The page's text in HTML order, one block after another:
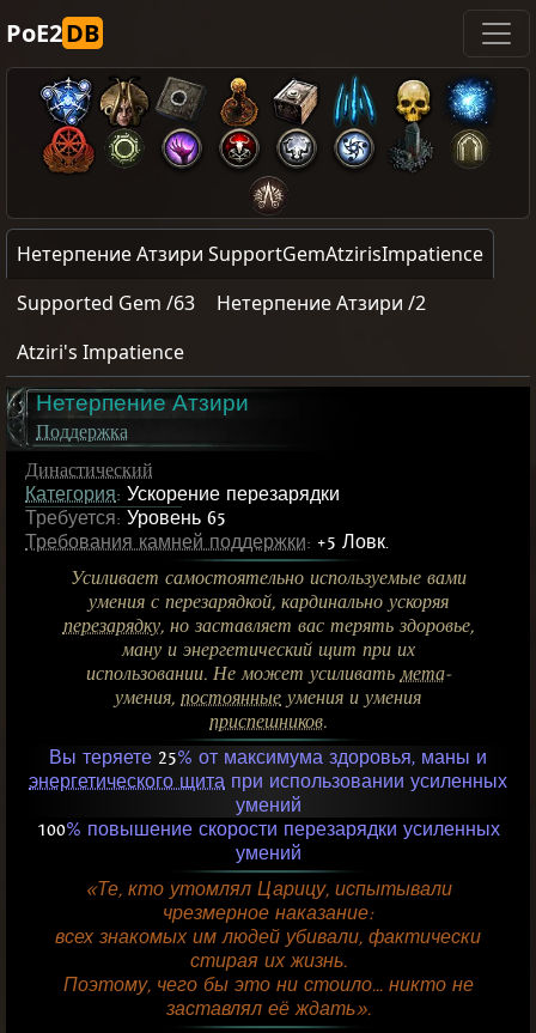
PoE2DB
Нетерпение Атзири SupportGemAtzirisImpatience
Supported Gem /63
Нетерпение Атзири /2
Atziri's Impatience
Нетерпение Атзири
Поддержка
Династический
Категория: Ускорение перезарядки
Требуется: Уровень 65
Требования камней поддержки: +5 Ловк.
Усиливает самостоятельно используемые вами
умения с перезарядкой, кардинально ускоряя
перезарядку, но заставляет вас терять здоровье,
ману и энергетический щит при их
использовании. Не может усиливатьмета-
умения, постоянные умения и умения
приспешников.
Вы теряете 25% от максимума здоровья, маны и
энергетического щита при использовании усиленных
умений
100% повышение скорости перезарядки усиленных
умений
«Те, кто утомлял Царицу, испытывали
чрезмерное наказание:
всех знакомых им людей убивали, фактически
стирая их жизнь.
Поэтому, чего бы это ни стоило... никто не
заставлял её ждать».